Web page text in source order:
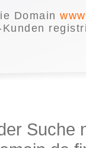
Domain
Kunden
Suche